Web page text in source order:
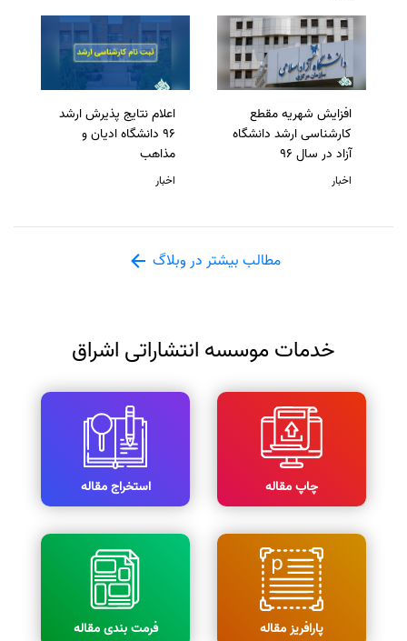
افزایش شهریه مقطع
کارشناسی ارشد دانشگاه
آزاد در سال 96
اخبار
اعلام نتایج پذیرش ارشد
96 دانشگاه ادیان و
مذاهب
اخبار
مطالب بیشتر در وبلاگ
خدمات موسسه انتشاراتی اشراق
چاپ مقاله استخراج مقاله
پارافریز مقاله فرمت بندی مقاله